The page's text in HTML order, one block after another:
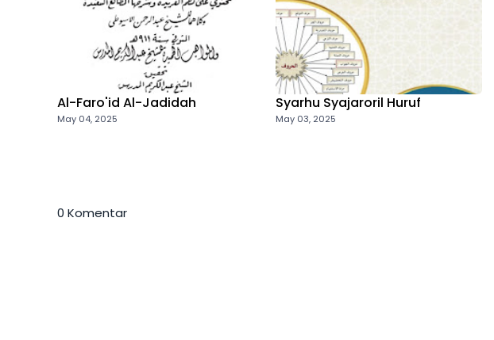
Al-Faro'id Al-Jadidah
May 04, 2025
Syarhu Syajaroril Huruf
May 03, 2025
0 Komentar